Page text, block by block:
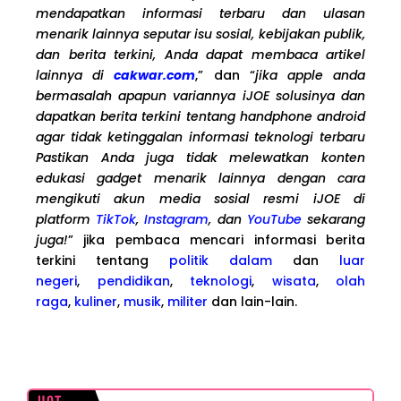
mendapatkan informasi terbaru dan ulasan
menarik lainnya seputar isu sosial, kebijakan publik,
dan berita terkini, Anda dapat membaca artikel
lainnya dicakwar.com,” dan “jika apple anda
bermasalah apapun variannya iJOE solusinya dan
dapatkan berita terkini tentang handphone android
agar tidak ketinggalan informasi teknologi terbaru
Pastikan Anda juga tidak melewatkan konten
edukasi gadget menarik lainnya dengan cara
mengikuti akun media sosial resmi iJOE di
platform TikTok,Instagram, dan YouTubesekarang
juga!” jika pembaca mencari informasi berita
terkini tentang politik dalam dan luar
negeri, pendidikan, teknologi, wisata, olah
raga, kuliner, musik, militer dan lain-lain.